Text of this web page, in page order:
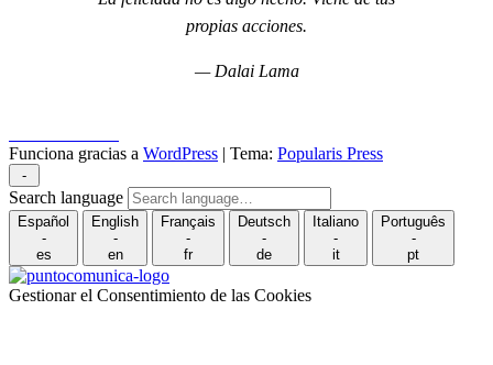
propias acciones.
— Dalai Lama
Funciona gracias a WordPress | Tema: Popularis Press
-
Search language
Español
-
es
English
-
en
Français
-
fr
Deutsch
-
de
Italiano
-
it
Português
-
pt
Gestionar el Consentimiento de las Cookies